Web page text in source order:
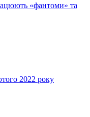
«фантоми» та
2022 року